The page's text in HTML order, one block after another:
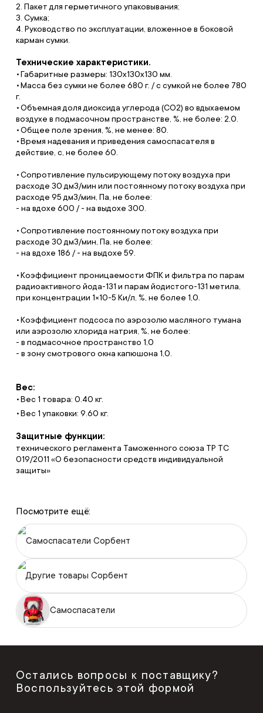
2. Пакет для герметичного упаковывания;
3. Сумка;
4. Руководство по эксплуатации, вложенное в боковой
карман сумки.
Технические характеристики.
Габаритные размеры: 130х130х130 мм.
Масса без сумки не более 680 г. / с сумкой не более 780
г.
Объемная доля диоксида углерода (СО2) во вдыхаемом
воздухе в подмасочном пространстве, %, не более: 2,0.
Общее поле зрения, %, не менее: 80.
Время надевания и приведения самоспасателя в
действие, с, не более 60.
Сопротивление пульсирующему потоку воздуха при
расходе 30 дм3/мин или постоянному потоку воздуха при
расходе 95 дм3/мин, Па, не более:
- на вдохе 600 / - на выдохе 300.
Сопротивление постоянному потоку воздуха при
расходе 30 дм3/мин, Па, не более:
- на вдохе 186 / - на выдохе 59.
Коэффициент проницаемости ФПК и фильтра по парам
радиоактивного йода-131 и парам йодистого-131 метила,
при концентрации 1×10-5 Ки/л, %, не более 1,0.
Коэффициент подсоса по аэрозолю масляного тумана
или аэрозолю хлорида натрия, %, не более:
- в подмасочное пространство 1,0
- в зону смотрового окна капюшона 1,0.
Вес:
Вес 1 товара: 0.40 кг.
Вес 1 упаковки: 9.60 кг.
Защитные функции:
технического регламента Таможенного союза ТР ТС
019/2011 «О безопасности средств индивидуальной
защиты»
Посмотрите ещё:
Самоспасатели Сорбент
Другие товары Сорбент
Самоспасатели
Остались вопросы к поставщику?
Воспользуйтесь этой формой